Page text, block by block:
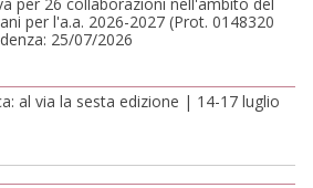
per l'a.a. 2026-2027 (Prot. 0148320
25/07/2026